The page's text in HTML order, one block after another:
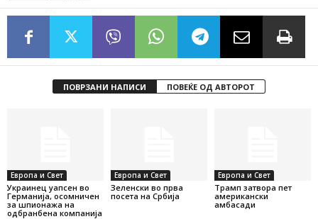
ПОВРЗАНИ НАПИСИ ПОВЕЌЕ ОД АВТОРОТ
Европа и Свет
Украинец уапсен во
Германија, осомничен
за шпионажа на
одбранбена компанија
Европа и Свет
Зеленски во прва
посета на Србија
Европа и Свет
Трамп затвора пет
американски
амбасади